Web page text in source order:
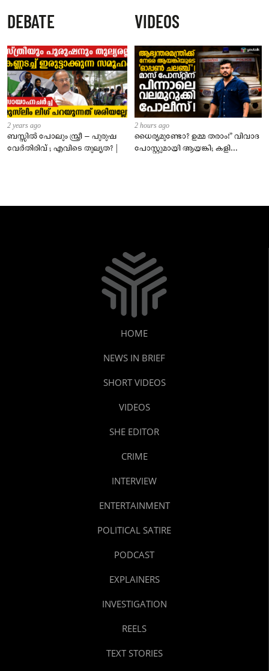
DEBATE
2 years ago
ബസ്സിൽ പോലും സ്ത്രീ – പുരുഷ
വേർതിരിവ് ; എവിടെ തുല്യത? |
VIDEOS
2 hours ago
ധൈര്യമുണ്ടോ? ഉമ്മ തരാം!” വിവാദ
പോസ്റ്റുമായി ആയങ്കി; കളി
HOME
NEWS IN BRIEF
SHORT VIDEOS
VIDEOS
SHE EDITOR
CRIME
INTERVIEW
ENTERTAINMENT
POLITICAL SATIRE
PODCAST
EXPLAINERS
INVESTIGATION
REELS
TEXT STORIES